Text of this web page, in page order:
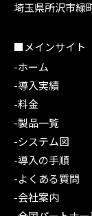
埼玉県所沢市緑
■メインサイト
-ホーム
-導入実績
-料金
-製品一覧
-システム図
-導入の手順
-よくある質問
-会社案内